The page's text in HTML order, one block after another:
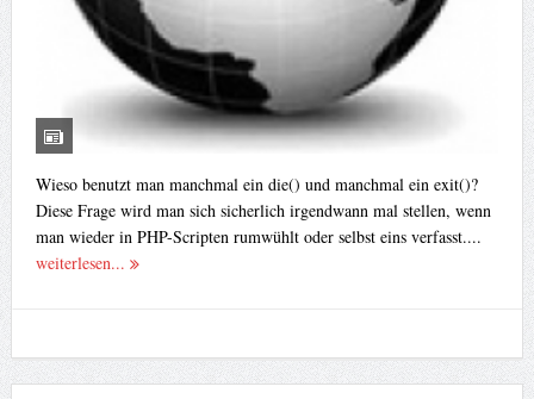
Wieso benutzt man manchmal ein die() und manchmal ein exit()?
Diese Frage wird man sich sicherlich irgendwann mal stellen, wenn
man wieder in PHP-Scripten rumwühlt oder selbst eins verfasst....
weiterlesen...